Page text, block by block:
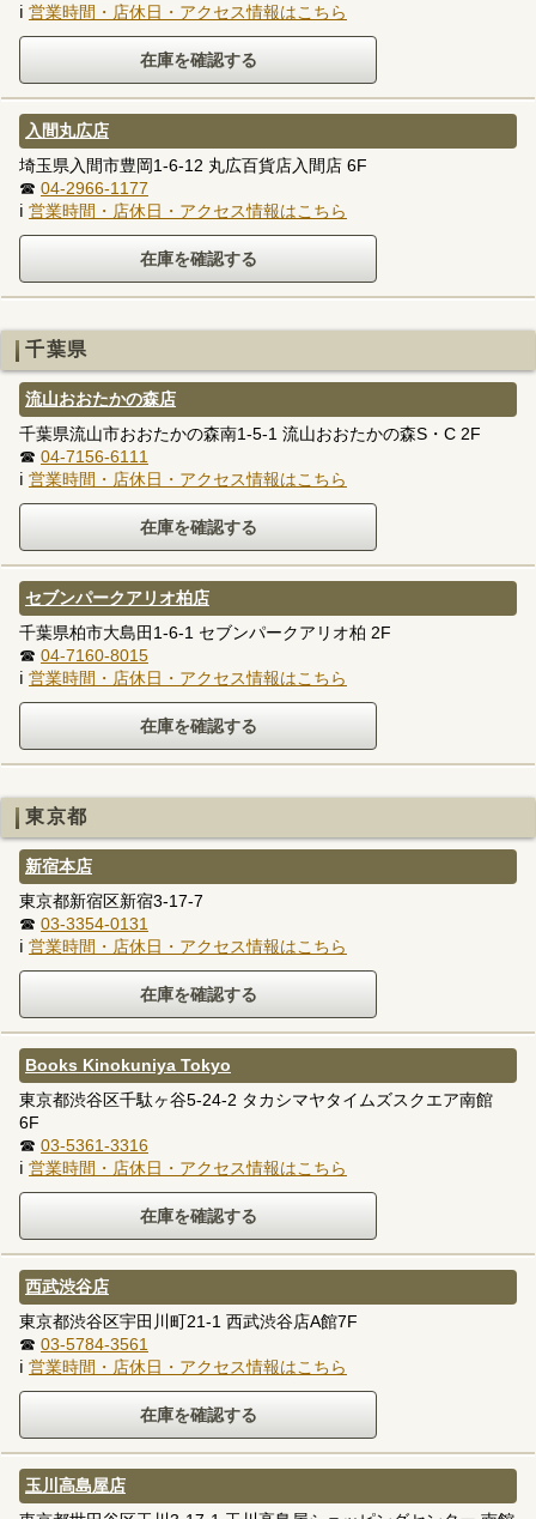
ℹ 営業時間・店休日・アクセス情報はこちら
入間丸広店
埼玉県入間市豊岡1-6-12 丸広百貨店入間店 6F
☎ 04-2966-1177
ℹ 営業時間・店休日・アクセス情報はこちら
千葉県
流山おおたかの森店
千葉県流山市おおたかの森南1-5-1 流山おおたかの森S・C 2F
☎ 04-7156-6111
ℹ 営業時間・店休日・アクセス情報はこちら
セブンパークアリオ柏店
千葉県柏市大島田1-6-1 セブンパークアリオ柏 2F
☎ 04-7160-8015
ℹ 営業時間・店休日・アクセス情報はこちら
東京都
新宿本店
東京都新宿区新宿3-17-7
☎ 03-3354-0131
ℹ 営業時間・店休日・アクセス情報はこちら
Books Kinokuniya Tokyo
東京都渋谷区千駄ヶ谷5-24-2 タカシマヤタイムズスクエア南館
6F
☎ 03-5361-3316
ℹ 営業時間・店休日・アクセス情報はこちら
西武渋谷店
東京都渋谷区宇田川町21-1 西武渋谷店A館7F
☎ 03-5784-3561
ℹ 営業時間・店休日・アクセス情報はこちら
玉川高島屋店